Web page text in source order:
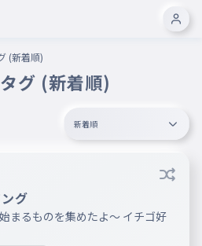
(新着順)
グ (新着順)
新着順
グ
まるものを集めたよ～ イチゴ好